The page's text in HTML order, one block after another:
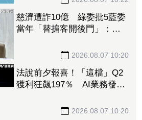
慈濟遭詐10億 綠委批5藍委
當年「替掮客開後門」：造
2026.08.07 10:20
法說前夕報喜！「這檔」Q2
獲利狂飆197％ AI業務發威
2026.08.07 10:20